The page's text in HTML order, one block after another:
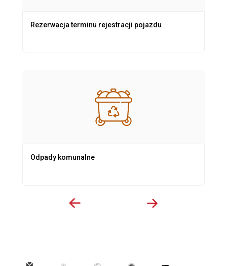
Rezerwacja terminu rejestracji pojazdu
Odpady komunalne